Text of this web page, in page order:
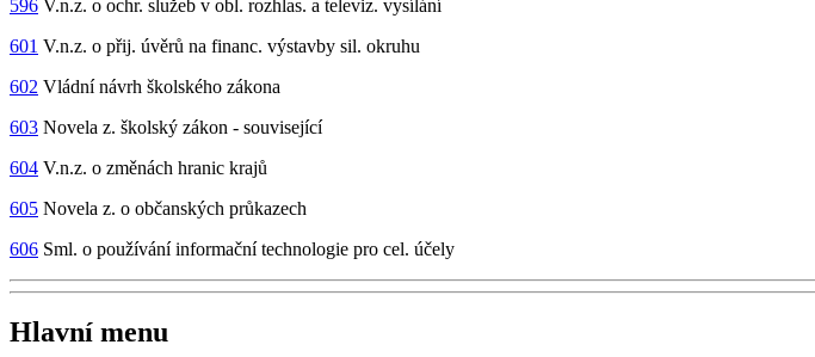
596 V.n.z. o ochr. služeb v obl. rozhlas. a televiz. vysílání
601 V.n.z. o přij. úvěrů na financ. výstavby sil. okruhu
602 Vládní návrh školského zákona
603 Novela z. školský zákon - související
604 V.n.z. o změnách hranic krajů
605 Novela z. o občanských průkazech
606 Sml. o používání informační technologie pro cel. účely
Hlavní menu